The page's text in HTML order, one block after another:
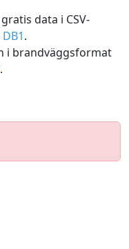
data i CSV-
.
i brandväggsformat
.